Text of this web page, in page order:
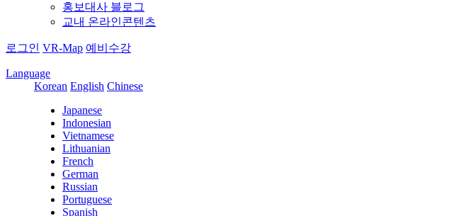
홍보대사 블로그
교내 온라인콘텐츠
로그인 VR-Map 예비수강
Language
Korean English Chinese
Japanese
Indonesian
Vietnamese
Lithuanian
French
German
Russian
Portuguese
Spanish